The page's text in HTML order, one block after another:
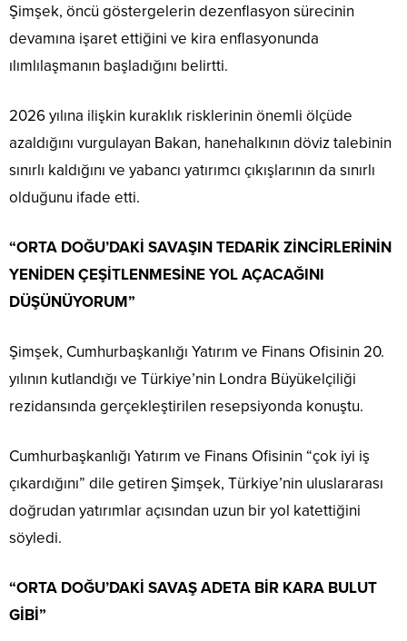
Şimşek, öncü göstergelerin dezenflasyon sürecinin
devamına işaret ettiğini ve kira enflasyonunda
ılımlılaşmanın başladığını belirtti.
2026 yılına ilişkin kuraklık risklerinin önemli ölçüde
azaldığını vurgulayan Bakan, hanehalkının döviz talebinin
sınırlı kaldığını ve yabancı yatırımcı çıkışlarının da sınırlı
olduğunu ifade etti.
“ORTA DOĞU’DAKİ SAVAŞIN TEDARİK ZİNCİRLERİNİN
YENİDEN ÇEŞİTLENMESİNE YOL AÇACAĞINI
DÜŞÜNÜYORUM”
Şimşek, Cumhurbaşkanlığı Yatırım ve Finans Ofisinin 20.
yılının kutlandığı ve Türkiye’nin Londra Büyükelçiliği
rezidansında gerçekleştirilen resepsiyonda konuştu.
Cumhurbaşkanlığı Yatırım ve Finans Ofisinin “çok iyi iş
çıkardığını” dile getiren Şimşek, Türkiye’nin uluslararası
doğrudan yatırımlar açısından uzun bir yol katettiğini
söyledi.
“ORTA DOĞU’DAKİ SAVAŞ ADETA BİR KARA BULUT
GİBİ”